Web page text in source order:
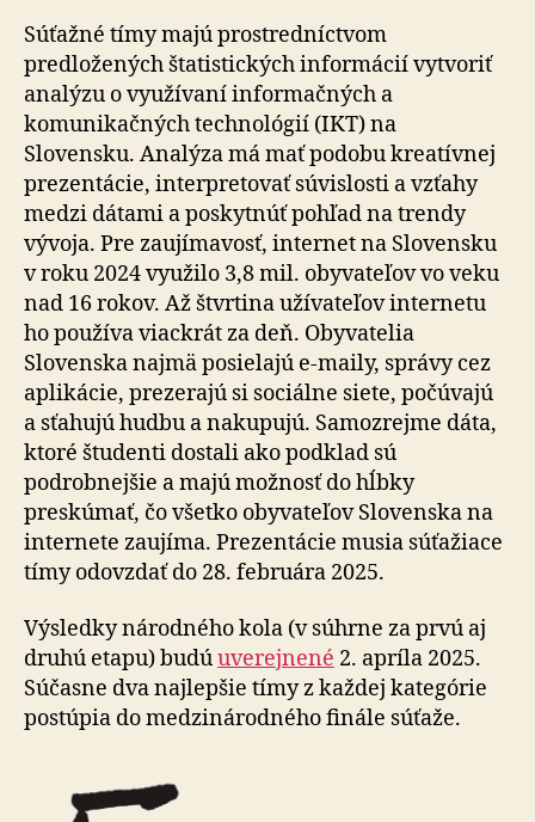
Súťažné tímy majú prostredníctvom
predložených štatistických informácií vytvoriť
analýzu o využívaní informačných a
komunikačných technológií (IKT) na
Slovensku. Analýza má mať podobu kreatívnej
prezentácie, interpretovať súvislosti a vzťahy
medzi dátami a poskytnúť pohľad na trendy
vývoja. Pre zaujímavosť, internet na Slovensku
v roku 2024 využilo 3,8 mil. obyvateľov vo veku
nad 16 rokov. Až štvrtina užívateľov internetu
ho používa viackrát za deň. Obyvatelia
Slovenska najmä posielajú e-maily, správy cez
aplikácie, prezerajú si sociálne siete, počúvajú
a sťahujú hudbu a nakupujú. Samozrejme dáta,
ktoré študenti dostali ako podklad sú
podrobnejšie a majú možnosť do hĺbky
preskúmať, čo všetko obyvateľov Slovenska na
internete zaujíma. Prezentácie musia súťažiace
tímy odovzdať do 28. februára 2025.
Výsledky národného kola (v súhrne za prvú aj
druhú etapu) budúuverejnené 2. apríla 2025.
Súčasne dva najlepšie tímy z každej kategórie
postúpia do medzinárodného finále súťaže.